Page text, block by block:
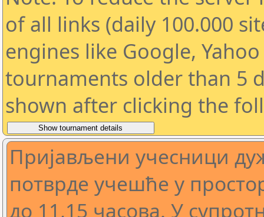
of all links (daily 100.000
engines like Google,
tournaments older than 5
shown after clicking the
Пријављени учесници
потврде учешће у
до 11,15 часова. У